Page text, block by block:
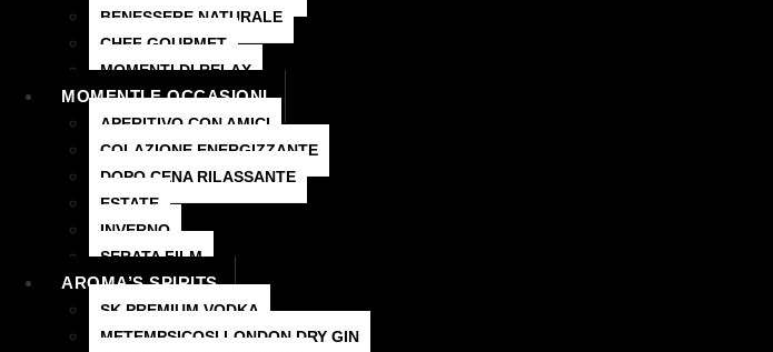
BENESSERE NATURALE
CHEF GOURMET
MOMENTI DI RELAX
MOMENTI E OCCASIONI
APERITIVO CON AMICI
COLAZIONE ENERGIZZANTE
DOPO CENA RILASSANTE
ESTATE
INVERNO
SERATA FILM
AROMA’S SPIRITS
SK PREMIUM VODKA
METEMPSICOSI LONDON DRY GIN